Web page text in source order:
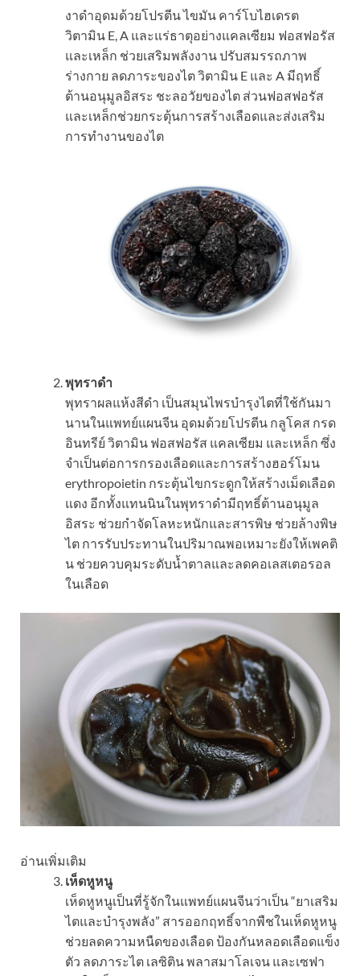
งาดำอุดมด้วยโปรตีน ไขมัน คาร์โบไฮเดรต
วิตามิน E, A และแร่ธาตุอย่างแคลเซียม ฟอสฟอรัส
และเหล็ก ช่วยเสริมพลังงาน ปรับสมรรถภาพ
ร่างกาย ลดภาระของไต วิตามิน E และ A มีฤทธิ์
ต้านอนุมูลอิสระ ชะลอวัยของไต ส่วนฟอสฟอรัส
และเหล็กช่วยกระตุ้นการสร้างเลือดและส่งเสริม
การทำงานของไต
พุทราดำ
พุทราผลแห้งสีดำ เป็นสมุนไพรบำรุงไตที่ใช้กันมา
นานในแพทย์แผนจีน อุดมด้วยโปรตีน กลูโคส กรด
อินทรีย์ วิตามิน ฟอสฟอรัส แคลเซียม และเหล็ก ซึ่ง
จำเป็นต่อการกรองเลือดและการสร้างฮอร์โมน
erythropoietin กระตุ้นไขกระดูกให้สร้างเม็ดเลือด
แดง อีกทั้งแทนนินในพุทราดำมีฤทธิ์ต้านอนุมูล
อิสระ ช่วยกำจัดโลหะหนักและสารพิษ ช่วยล้างพิษ
ไต การรับประทานในปริมาณพอเหมาะยังให้เพคติ
น ช่วยควบคุมระดับน้ำตาลและลดคอเลสเตอรอล
ในเลือด
อ่านเพิ่มเติม
เห็ดหูหนู
เห็ดหูหนูเป็นที่รู้จักในแพทย์แผนจีนว่าเป็น “ยาเสริม
ไตและบำรุงพลัง” สารออกฤทธิ์จากพืชในเห็ดหูหนู
ช่วยลดความหนืดของเลือด ป้องกันหลอดเลือดแข็ง
ตัว ลดภาระไต เลซิติน พลาสมาโลเจน และเซฟา